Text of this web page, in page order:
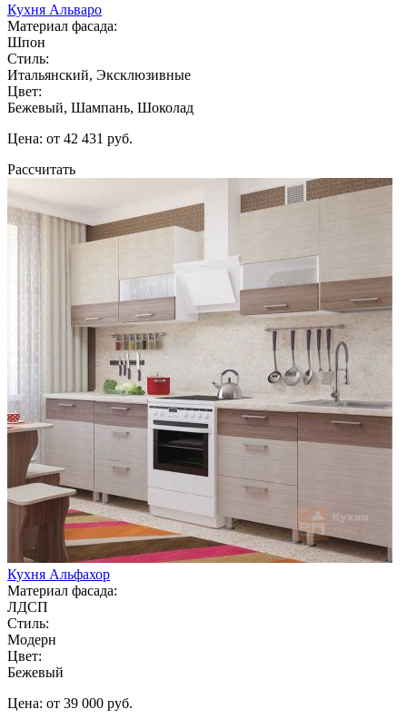
Кухня Альваро
Материал фасада:
Шпон
Стиль:
Итальянский, Эксклюзивные
Цвет:
Бежевый, Шампань, Шоколад
Цена: от 42 431 руб.
Рассчитать
Кухня Альфахор
Материал фасада:
ЛДСП
Стиль:
Модерн
Цвет:
Бежевый
Цена: от 39 000 руб.